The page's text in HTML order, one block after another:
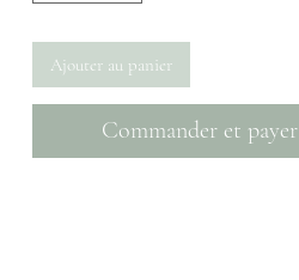
Ajouter au panier
Commander et payer